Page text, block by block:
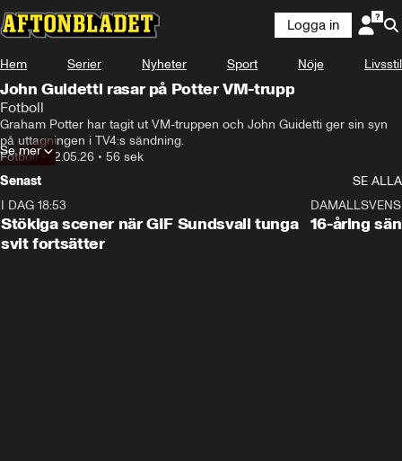
Logga in
Hem Serier Nyheter Sport Nöje Livsstil
John Guidetti rasar på Potter VM-trupp
Fotboll
Graham Potter har tagit ut VM-truppen och John Guidetti ger sin syn
på uttagningen i TV4:s sändning.
Fotboll•12.05.26 • 56 sek
Se mer
Senast
SE ALLA
I DAG 18:53
Stökiga scener när GIF Sundsvall tunga
svit fortsätter
16-åring